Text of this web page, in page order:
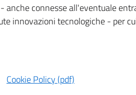
connesse all'eventuale
innovazioni tecnologiche - per
Cookie Policy (pdf)